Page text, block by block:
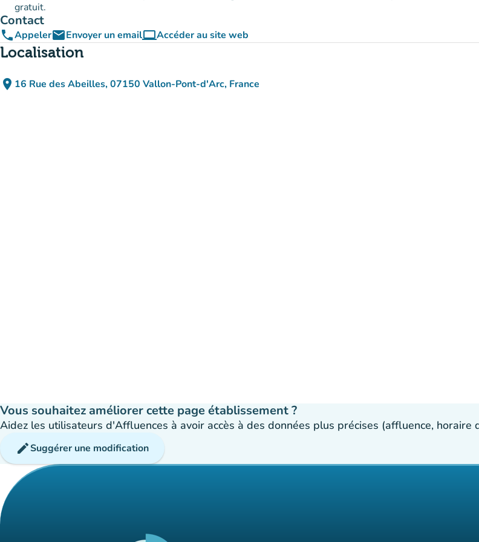
gratuit.
Contact
phoneAppeleremailEnvoyer un emailcomputerAccéder au site web
(nouvel onglet)
Localisation
place 16 Rue des Abeilles, 07150 Vallon-Pont-d'Arc, France
(ouvrir dans Google Maps)
(nouvel onglet)
Vous souhaitez améliorer cette page établissement ?
Aidez les utilisateurs d'Affluences à avoir accès à des données plus précises (affluence,
editSuggérer une modification